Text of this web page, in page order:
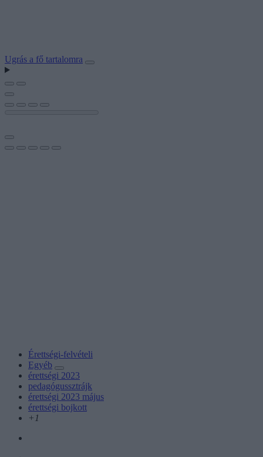
Ugrás a fő tartalomra
Érettségi-felvételi
Egyéb
érettségi 2023
pedagógussztrájk
érettségi 2023 május
érettségi bojkott
+1